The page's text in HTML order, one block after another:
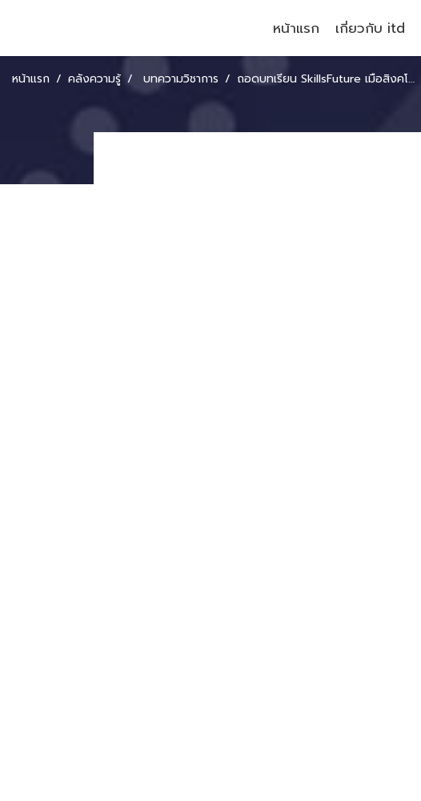
หน้าแรก เกี่ยวกับ itd
หน้าแรก คลังความรู้ บทความวิชาการ ถอดบทเรียน SkillsFuture เมื่อสิงคโปร์เปลี่ยน ‘การเรียนรู้’ เป็นวาระแห่งชาติ